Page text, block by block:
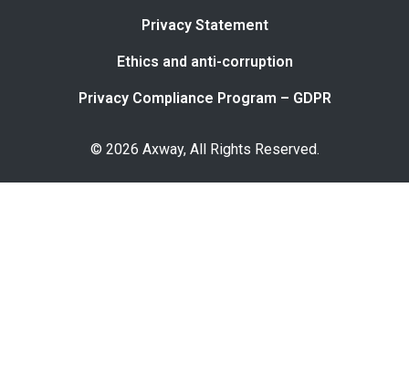
Privacy Statement
Ethics and anti-corruption
Privacy Compliance Program – GDPR
© 2026 Axway, All Rights Reserved.